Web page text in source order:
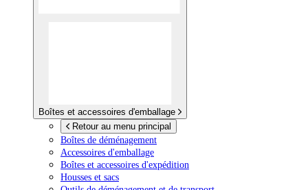
Boîtes et accessoires d'emballage
Retour au menu principal
Boîtes de déménagement
Accessoires d'emballage
Boîtes et accessoires d'expédition
Housses et sacs